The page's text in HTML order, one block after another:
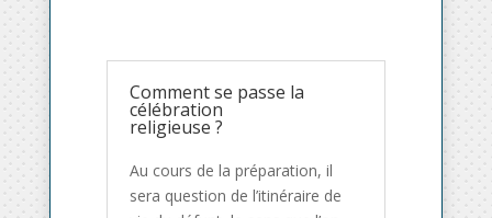
Comment se passe la
célébration
religieuse ?
Au cours de la préparation, il
sera question de l’itinéraire de